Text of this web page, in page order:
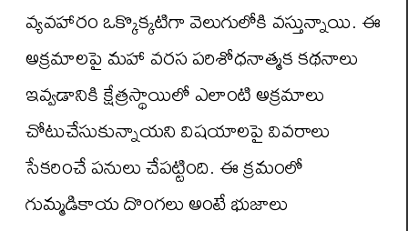
వ్యవహారం ఒక్కొక్కటిగా వెలుగులోకి వస్తున్నాయి. ఈ
అక్రమాలపై మహా వరస పరిశోధనాత్మక కథనాలు
ఇవ్వడానికి క్షేత్రస్థాయిలో ఎలాంటి అక్రమాలు
చోటుచేసుకున్నాయని విషయాలపై వివరాలు
సేకరించే పనులు చేపట్టింది. ఈ క్రమంలో
గుమ్మడికాయ దొంగలు అంటే భుజాలు